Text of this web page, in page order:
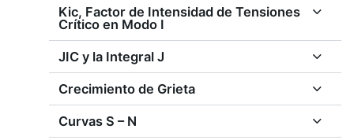
Kic, Factor de Intensidad de Tensiones
Crítico en Modo I
JIC y la Integral J
Crecimiento de Grieta
Curvas S – N